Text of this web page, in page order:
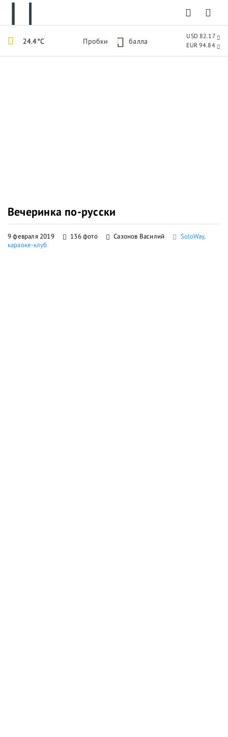
Вечеринка по-русски
9 февраля 2019 136 фото Сазонов Василий
SoloWay,
караоке-клуб
24.4°C Пробки 1 балла
USD 82.17
EUR 94.84